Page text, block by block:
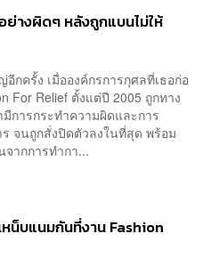
ย่างผิดๆ หลังถูกแบนไม่ให้
กครั้ง เมื่อองค์กรการกุศลที่เธอก่อ
For Relief ตั้งแต่ปี 2005 ถูกทาง
การกระทำความผิดและการ
จนถูกสั่งปิดตัวลงในที่สุด พร้อม
จากการทำกา...
น็บแนมกันที่งาน Fashion